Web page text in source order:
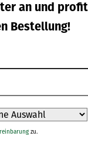
BBQ
Verkaufspreis:
13,95 € UVP
an und
Bestellung!
zu.